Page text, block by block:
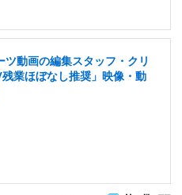
ツ動画の編集スタッフ・クリ
業ほぼなし推奨」映像・動